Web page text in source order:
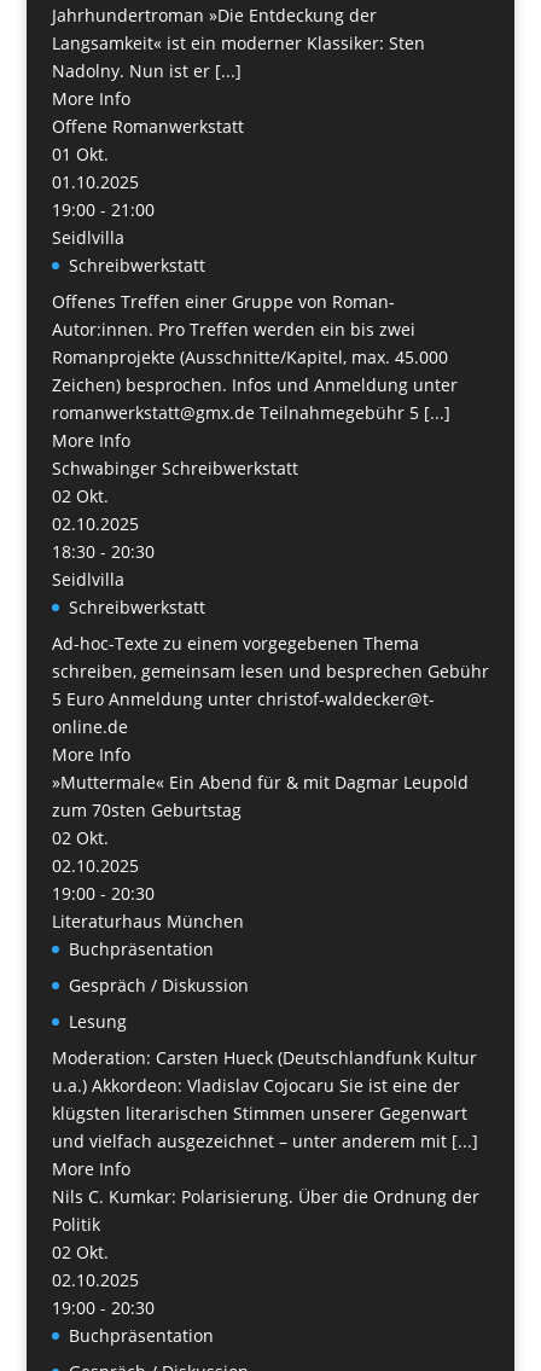
Jahrhundertroman »Die Entdeckung der
Langsamkeit« ist ein moderner Klassiker: Sten
Nadolny. Nun ist er [...]
More Info
Offene Romanwerkstatt
01 Okt.
01.10.2025
19:00 - 21:00
Seidlvilla
Schreibwerkstatt
Offenes Treffen einer Gruppe von Roman-
Autor:innen. Pro Treffen werden ein bis zwei
Romanprojekte (Ausschnitte/Kapitel, max. 45.000
Zeichen) besprochen. Infos und Anmeldung unter
romanwerkstatt@gmx.de Teilnahmegebühr 5 [...]
More Info
Schwabinger Schreibwerkstatt
02 Okt.
02.10.2025
18:30 - 20:30
Seidlvilla
Schreibwerkstatt
Ad-hoc-Texte zu einem vorgegebenen Thema
schreiben, gemeinsam lesen und besprechen Gebühr
5 Euro Anmeldung unter christof-waldecker@t-
online.de
More Info
»Muttermale« Ein Abend für & mit Dagmar Leupold
zum 70sten Geburtstag
02 Okt.
02.10.2025
19:00 - 20:30
Literaturhaus München
Buchpräsentation
Gespräch / Diskussion
Lesung
Moderation: Carsten Hueck (Deutschlandfunk Kultur
u.a.) Akkordeon: Vladislav Cojocaru Sie ist eine der
klügsten literarischen Stimmen unserer Gegenwart
und vielfach ausgezeichnet – unter anderem mit [...]
More Info
Nils C. Kumkar: Polarisierung. Über die Ordnung der
Politik
02 Okt.
02.10.2025
19:00 - 20:30
Buchpräsentation